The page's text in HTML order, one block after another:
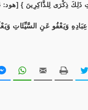
ذِكْرَى لِلذَّاكِرِينَ } [هود: 114].